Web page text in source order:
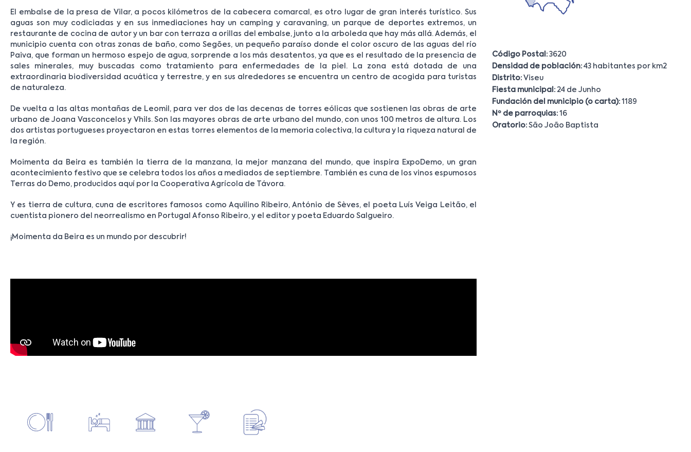
El embalse de la presa de Vilar, a pocos kilómetros de la cabecera comarcal, es otro lugar de gran interés turístico. Sus
aguas son muy codiciadas y en sus inmediaciones hay un camping y caravaning, un parque de deportes extremos, un
restaurante de cocina de autor y un bar con terraza a orillas del embalse, junto a la arboleda que hay más allá. Además, el
municipio cuenta con otras zonas de baño, como Segões, un pequeño paraíso donde el color oscuro de las aguas del río
Paiva, que forman un hermoso espejo de agua, sorprende a los más desatentos, ya que es el resultado de la presencia de
sales minerales, muy buscadas como tratamiento para enfermedades de la piel. La zona está dotada de una
extraordinaria biodiversidad acuática y terrestre, y en sus alrededores se encuentra un centro de acogida para turistas
de naturaleza.
De vuelta a las altas montañas de Leomil, para ver dos de las decenas de torres eólicas que sostienen las obras de arte
urbano de Joana Vasconcelos y Vhils. Son las mayores obras de arte urbano del mundo, con unos 100 metros de altura. Los
dos artistas portugueses proyectaron en estas torres elementos de la memoria colectiva, la cultura y la riqueza natural de
la región.
Moimenta da Beira es también la tierra de la manzana, la mejor manzana del mundo, que inspira ExpoDemo, un gran
acontecimiento festivo que se celebra todos los años a mediados de septiembre. También es cuna de los vinos espumosos
Terras do Demo, producidos aquí por la Cooperativa Agrícola de Távora.
Y es tierra de cultura, cuna de escritores famosos como Aquilino Ribeiro, António de Sèves, el poeta Luís Veiga Leitão, el
cuentista pionero del neorrealismo en Portugal Afonso Ribeiro, y el editor y poeta Eduardo Salgueiro.
¡Moimenta da Beira es un mundo por descubrir!
Código Postal:3620
Densidad de población:43 habitantes por km2
Distrito:Viseu
Fiesta municipal:24 de Junho
Fundación del municipio (o carta): 1189
Nº de parroquias: 16
Oratorio:São João Baptista